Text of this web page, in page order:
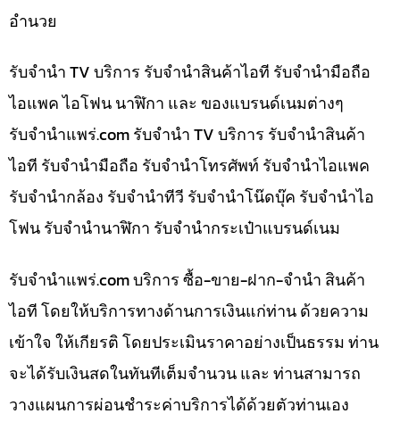
อำนวย
รับจำนำ TV บริการ รับจำนำสินค้าไอที รับจำนำมือถือ
ไอแพค ไอโฟน นาฬิกา และ ของแบรนด์เนมต่างๆ
รับจํานําแพร่.com รับจำนำ TV บริการ รับจำนำสินค้า
ไอที รับจำนำมือถือ รับจำนำโทรศัพท์ รับจำนำไอแพค
รับจำนำกล้อง รับจำนำทีวี รับจำนำโน๊ดบุ๊ค รับจำนำไอ
โฟน รับจำนำนาฬิกา รับจำนำกระเป๋าแบรนด์เนม
รับจํานําแพร่.com บริการ ซื้อ-ขาย-ฝาก-จำนำ สินค้า
ไอที โดยให้บริการทางด้านการเงินแก่ท่าน ด้วยความ
เข้าใจ ให้เกียรติ โดยประเมินราคาอย่างเป็นธรรม ท่าน
จะได้รับเงินสดในทันทีเต็มจำนวน และ ท่านสามารถ
วางแผนการผ่อนชำระค่าบริการได้ด้วยตัวท่านเอง